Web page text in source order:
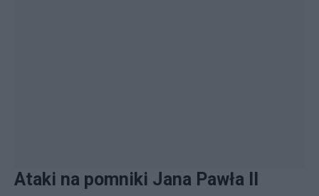
Ataki na pomniki Jana Pawła II